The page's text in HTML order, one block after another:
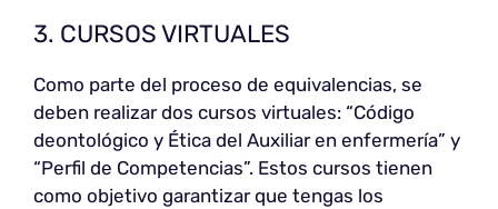
3. CURSOS VIRTUALES
Como parte del proceso de equivalencias, se
deben realizar dos cursos virtuales: “Código
deontológico y Ética del Auxiliar en enfermería” y
“Perfil de Competencias”. Estos cursos tienen
como objetivo garantizar que tengas los